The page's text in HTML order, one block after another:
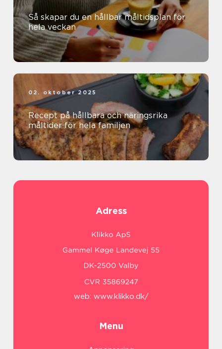
Så skapar du en hållbar måltidsplan för
hela veckan
02. oktober 2025
Recept på hållbara och näringsrika
måltider för hela familjen
Adress
web: www.klikko.dk/
Menu